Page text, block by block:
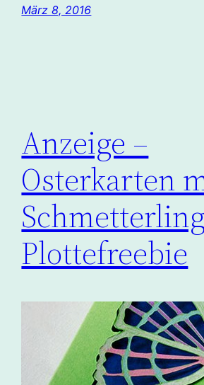
März 8, 2016
Anzeige –
Osterkarten
Plottefreebie